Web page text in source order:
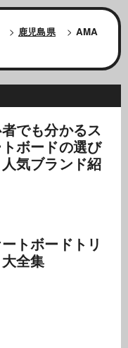
> 鹿児島県 > AMA
でも分かるス
ボードの選び
気ブランド紹
トボードトリ
全集